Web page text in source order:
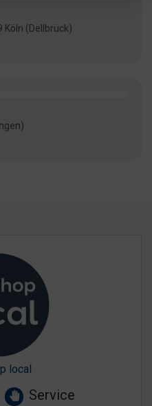
Köln (Dellbrück)
local
Service